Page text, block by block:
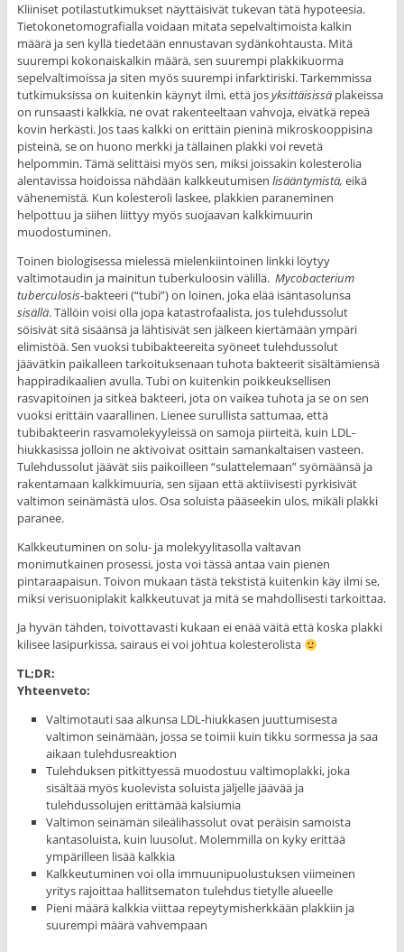
Kliiniset potilastutkimukset näyttäisivät tukevan tätä hypoteesia.
Tietokonetomografialla voidaan mitata sepelvaltimoista kalkin
määrä ja sen kyllä tiedetään ennustavan sydänkohtausta. Mitä
suurempi kokonaiskalkin määrä, sen suurempi plakkikuorma
sepelvaltimoissa ja siten myös suurempi infarktiriski. Tarkemmissa
tutkimuksissa on kuitenkin käynyt ilmi, että josyksittäisissä plakeissa
on runsaasti kalkkia, ne ovat rakenteeltaan vahvoja, eivätkä repeä
kovin herkästi. Jos taas kalkki on erittäin pieninä mikroskooppisina
pisteinä, se on huono merkki ja tällainen plakki voi revetä
helpommin. Tämä selittäisi myös sen, miksi joissakin kolesterolia
alentavissa hoidoissa nähdään kalkkeutumisen lisääntymistä, eikä
vähenemistä. Kun kolesteroli laskee, plakkien paraneminen
helpottuu ja siihen liittyy myös suojaavan kalkkimuurin
muodostuminen.
Toinen biologisessa mielessä mielenkiintoinen linkki löytyy
valtimotaudin ja mainitun tuberkuloosin välillä. Mycobacterium
tuberculosis-bakteeri (“tubi”) on loinen, joka elää isäntasolunsa
sisällä. Tällöin voisi olla jopa katastrofaalista, jos tulehdussolut
söisivät sitä sisäänsä ja lähtisivät sen jälkeen kiertämään ympäri
elimistöä. Sen vuoksi tubibakteereita syöneet tulehdussolut
jäävätkin paikalleen tarkoituksenaan tuhota bakteerit sisältämiensä
happiradikaalien avulla. Tubi on kuitenkin poikkeuksellisen
rasvapitoinen ja sitkeä bakteeri, jota on vaikea tuhota ja se on sen
vuoksi erittäin vaarallinen. Lienee surullista sattumaa, että
tubibakteerin rasvamolekyyleissä on samoja piirteitä, kuin LDL-
hiukkasissa jolloin ne aktivoivat osittain samankaltaisen vasteen.
Tulehdussolut jäävät siis paikoilleen “sulattelemaan” syömäänsä ja
rakentamaan kalkkimuuria, sen sijaan että aktiivisesti pyrkisivät
valtimon seinämästä ulos. Osa soluista pääseekin ulos, mikäli plakki
paranee.
Kalkkeutuminen on solu- ja molekyylitasolla valtavan
monimutkainen prosessi, josta voi tässä antaa vain pienen
pintaraapaisun. Toivon mukaan tästä tekstistä kuitenkin käy ilmi se,
miksi verisuoniplakit kalkkeutuvat ja mitä se mahdollisesti tarkoittaa.
Ja hyvän tähden, toivottavasti kukaan ei enää väitä että koska plakki
kilisee lasipurkissa, sairaus ei voi johtua kolesterolista
TL;DR:
Yhteenveto:
Valtimotauti saa alkunsa LDL-hiukkasen juuttumisesta
valtimon seinämään, jossa se toimii kuin tikku sormessa ja saa
aikaan tulehdusreaktion
Tulehduksen pitkittyessä muodostuu valtimoplakki, joka
sisältää myös kuolevista soluista jäljelle jäävää ja
tulehdussolujen erittämää kalsiumia
Valtimon seinämän sileälihassolut ovat peräisin samoista
kantasoluista, kuin luusolut. Molemmilla on kyky erittää
ympärilleen lisää kalkkia
Kalkkeutuminen voi olla immuunipuolustuksen viimeinen
yritys rajoittaa hallitsematon tulehdus tietylle alueelle
Pieni määrä kalkkia viittaa repeytymisherkkään plakkiin ja
suurempi määrä vahvempaan